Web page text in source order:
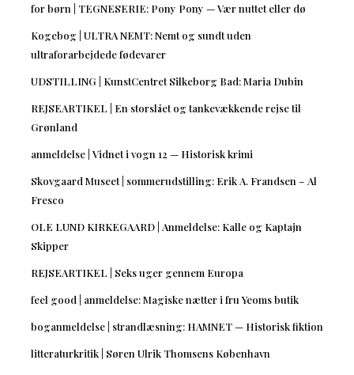
for børn | TEGNESERIE: Pony Pony — Vær nuttet eller dø
Kogebog | ULTRA NEMT: Nemt og sundt uden
ultraforarbejdede fødevarer
UDSTILLING | KunstCentret Silkeborg Bad: Maria Dubin
REJSEARTIKEL | En storslået og tankevækkende rejse til
Grønland
anmeldelse | Vidnet i vogn 12 — Historisk krimi
Skovgaard Museet | sommerudstilling: Erik A. Frandsen – Al
Fresco
OLE LUND KIRKEGAARD | Anmeldelse: Kalle og Kaptajn
Skipper
REJSEARTIKEL | Seks uger gennem Europa
feel good | anmeldelse: Magiske nætter i fru Yeoms butik
boganmeldelse | strandlæsning: HAMNET — Historisk fiktion
litteraturkritik | Søren Ulrik Thomsens København